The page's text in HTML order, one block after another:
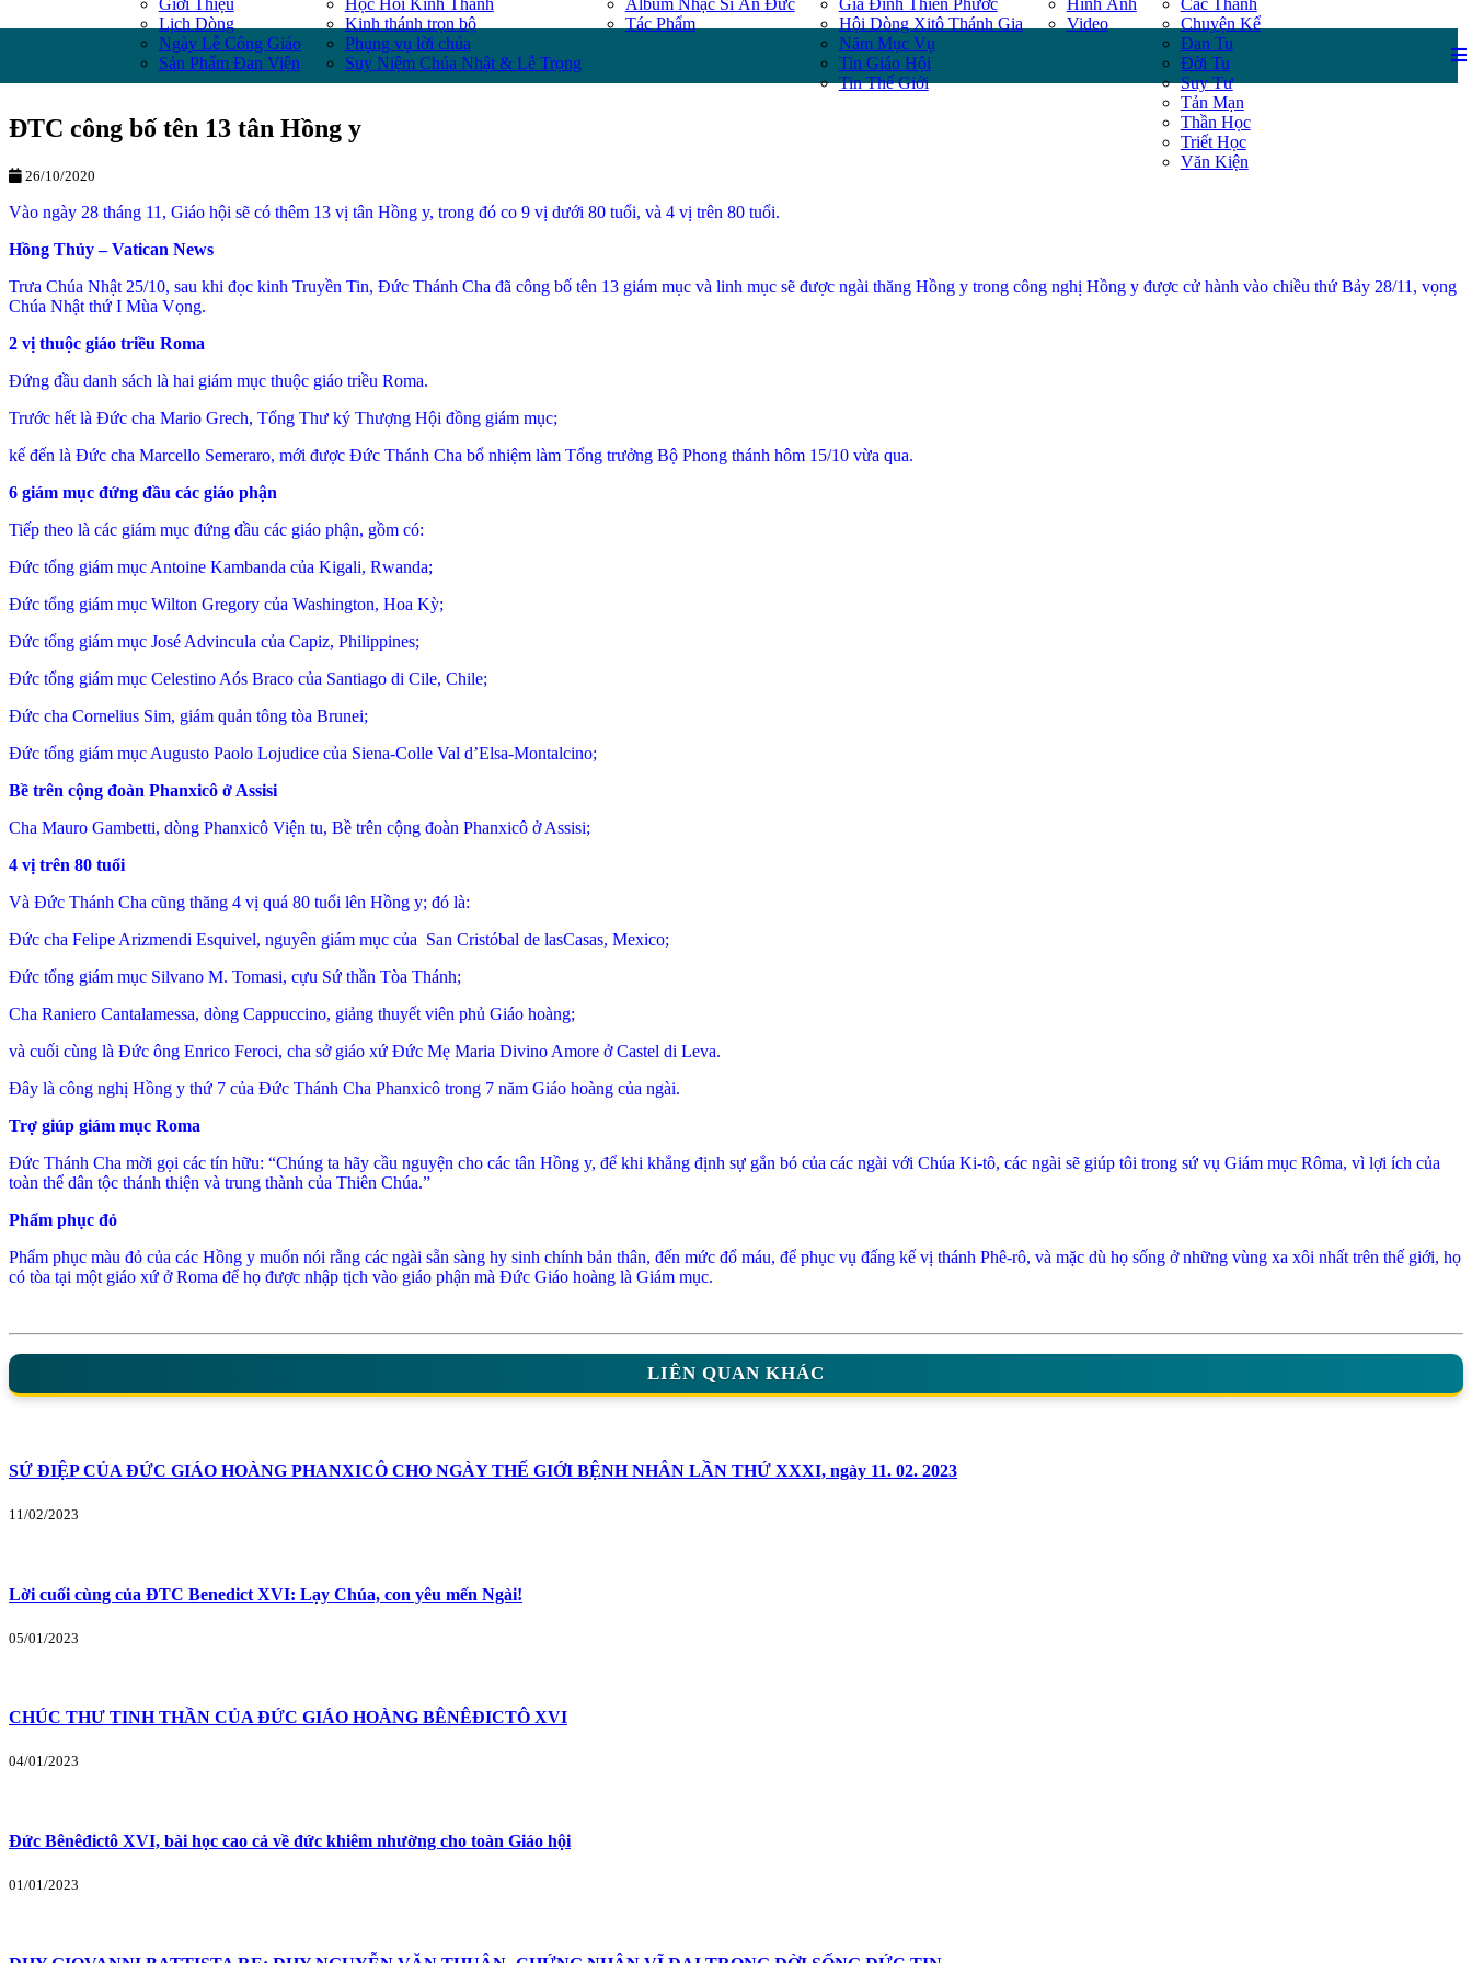
Giới Thiệu
Lịch Dòng
Ngày Lễ Công Giáo
Sản Phẩm Đan Viện
Học Hỏi Kinh Thánh
Kinh thánh trọn bộ
Phụng vụ lời chúa
Suy Niệm Chúa Nhật & Lễ Trọng
Album Nhạc Sĩ Ân Đức
Tác Phẩm
Gia Đình Thiên Phước
Hội Dòng Xitô Thánh Gia
Năm Mục Vụ
Tin Giáo Hội
Tin Thế Giới
Hình Ảnh
Video
Các Thánh
Chuyện Kể
Đan Tu
Đời Tu
Suy Tư
Tản Mạn
Thần Học
Triết Học
Văn Kiện
ĐTC công bố tên 13 tân Hồng y
26/10/2020
Vào ngày 28 tháng 11, Giáo hội sẽ có thêm 13 vị tân Hồng y, trong đó co 9 vị dưới 80 tuổi, và 4 vị trên 80 tuổi.
Hồng Thủy – Vatican News
Trưa Chúa Nhật 25/10, sau khi đọc kinh Truyền Tin, Đức Thánh Cha đã công bố tên 13 giám mục và linh mục sẽ được ngài thăng Hồng y trong công nghị Hồng y được cử hành vào chiều thứ Bảy 28/11, vọng
Chúa Nhật thứ I Mùa Vọng.
2 vị thuộc giáo triều Roma
Đứng đầu danh sách là hai giám mục thuộc giáo triều Roma.
Trước hết là Đức cha Mario Grech, Tổng Thư ký Thượng Hội đồng giám mục;
kế đến là Đức cha Marcello Semeraro, mới được Đức Thánh Cha bổ nhiệm làm Tổng trưởng Bộ Phong thánh hôm 15/10 vừa qua.
6 giám mục đứng đầu các giáo phận
Tiếp theo là các giám mục đứng đầu các giáo phận, gồm có:
Đức tổng giám mục Antoine Kambanda của Kigali, Rwanda;
Đức tổng giám mục Wilton Gregory của Washington, Hoa Kỳ;
Đức tổng giám mục José Advincula của Capiz, Philippines;
Đức tổng giám mục Celestino Aós Braco của Santiago di Cile, Chile;
Đức cha Cornelius Sim, giám quản tông tòa Brunei;
Đức tổng giám mục Augusto Paolo Lojudice của Siena-Colle Val d’Elsa-Montalcino;
Bề trên cộng đoàn Phanxicô ở Assisi
Cha Mauro Gambetti, dòng Phanxicô Viện tu, Bề trên cộng đoàn Phanxicô ở Assisi;
4 vị trên 80 tuổi
Và Đức Thánh Cha cũng thăng 4 vị quá 80 tuổi lên Hồng y; đó là:
Đức cha Felipe Arizmendi Esquivel, nguyên giám mục của San Cristóbal de lasCasas, Mexico;
Đức tổng giám mục Silvano M. Tomasi, cựu Sứ thần Tòa Thánh;
Cha Raniero Cantalamessa, dòng Cappuccino, giảng thuyết viên phủ Giáo hoàng;
và cuối cùng là Đức ông Enrico Feroci, cha sở giáo xứ Đức Mẹ Maria Divino Amore ở Castel di Leva.
Đây là công nghị Hồng y thứ 7 của Đức Thánh Cha Phanxicô trong 7 năm Giáo hoàng của ngài.
Trợ giúp giám mục Roma
Đức Thánh Cha mời gọi các tín hữu: “Chúng ta hãy cầu nguyện cho các tân Hồng y, để khi khẳng định sự gắn bó của các ngài với Chúa Ki-tô, các ngài sẽ giúp tôi trong sứ vụ Giám mục Rôma, vì lợi ích của
toàn thể dân tộc thánh thiện và trung thành của Thiên Chúa.”
Phẩm phục đỏ
Phẩm phục màu đỏ của các Hồng y muốn nói rằng các ngài sẵn sàng hy sinh chính bản thân, đến mức đổ máu, để phục vụ đấng kế vị thánh Phê-rô, và mặc dù họ sống ở những vùng xa xôi nhất trên thế giới, họ
có tòa tại một giáo xứ ở Roma để họ được nhập tịch vào giáo phận mà Đức Giáo hoàng là Giám mục.
LIÊN QUAN KHÁC
SỨ ĐIỆP CỦA ĐỨC GIÁO HOÀNG PHANXICÔ CHO NGÀY THẾ GIỚI BỆNH NHÂN LẦN THỨ XXXI, ngày 11. 02. 2023
11/02/2023
Lời cuối cùng của ĐTC Benedict XVI: Lạy Chúa, con yêu mến Ngài!
05/01/2023
CHÚC THƯ TINH THẦN CỦA ĐỨC GIÁO HOÀNG BÊNÊĐICTÔ XVI
04/01/2023
Đức Bênêđictô XVI, bài học cao cả về đức khiêm nhường cho toàn Giáo hội
01/01/2023